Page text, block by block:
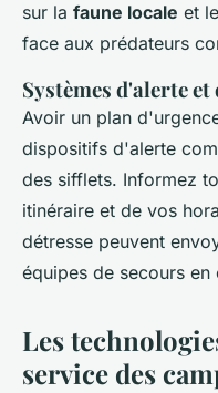
sur la faune locale et
face aux prédateurs
Systèmes d'alerte et
Avoir un plan
dispositifs d'alerte
des sifflets. Informez
itinéraire et de vos
détresse peuvent
équipes de secours
Les
service des